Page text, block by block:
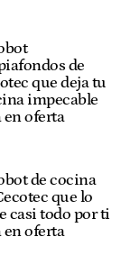
de
que deja tu
impecable
en oferta
de cocina
que lo
casi todo por ti
en oferta